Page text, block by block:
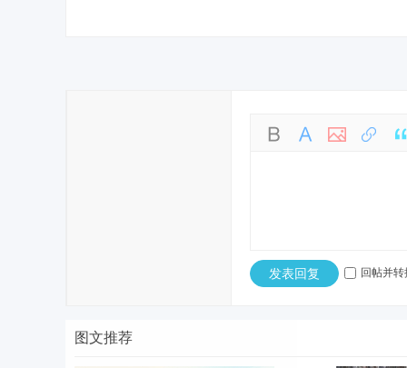
发表回复 回帖并转
图文推荐